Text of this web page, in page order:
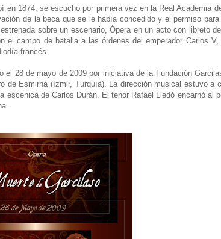
en 1874, se escuchó por primera vez en la Real Academia
de la beca que se le había concedido y el permiso
sobre un escenario, Ópera en un acto con libreto
el campo de batalla a las órdenes del emperador Carlos
francés.
el 28 de mayo de 2009 por iniciativa de la Fundación
de Esmirna (Izmir, Turquía). La dirección musical estuvo a
de Carlos Durán. El tenor Rafael Lledó encarnó al